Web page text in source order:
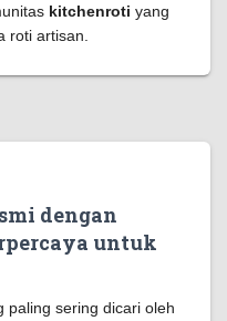
kitchenroti yang
roti artisan.
dengan
untuk
paling sering dicari oleh